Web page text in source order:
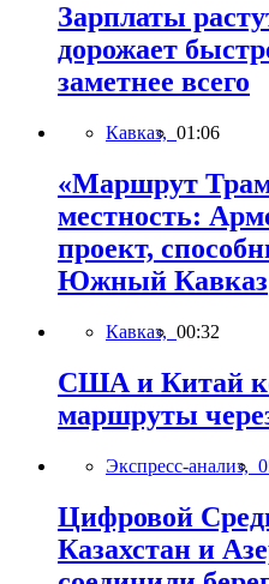
Зарплаты
дорожает
заметнее всего
Кавказ, 01:06
«Маршрут
местность:
проект,
Южный Кавказ
Кавказ, 00:32
США и Китай
маршруты
Экспресс-анализ,
Цифровой
Казахстан и